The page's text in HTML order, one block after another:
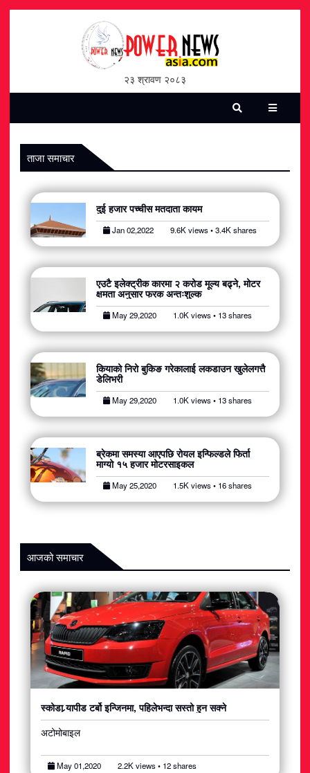
२३ श्रावण २०८३
समाचार
शन्ती / सुरक्षा
विचार / विमर्श
अटोमोबाइल
आर्थिक
खेलकुद
राजनीति
स्वास्थ्य
मनोरञ्जन
ताजा समाचार
दुई हजार पच्चीस मतदाता कायम
Jan 02,2022 9.6K views • 3.4K shares
एउटै इलेक्ट्रीक कारमा २ करोड मूल्य बढ्ने, मोटर
क्षमता अनुसार फरक अन्तःशुल्क
May 29,2020 1.0K views • 13 shares
कियाको निरो बुकिङ गरेकालाई लकडाउन खुलेलगत्तै
डेलिभरी
May 29,2020 1.0K views • 13 shares
ब्रेकमा समस्या आएपछि रोयल इन्फिल्डले फिर्ता
माग्यो १५ हजार मोटरसाइकल
May 25,2020 1.5K views • 16 shares
आजको समाचार
स्कोडा र्‍यापीड टर्बो इन्जिनमा, पहिलेभन्दा सस्तो हुन सक्ने
अटोमोबाइल
May 01,2020 2.2K views • 12 shares